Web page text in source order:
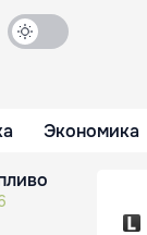
Экономика